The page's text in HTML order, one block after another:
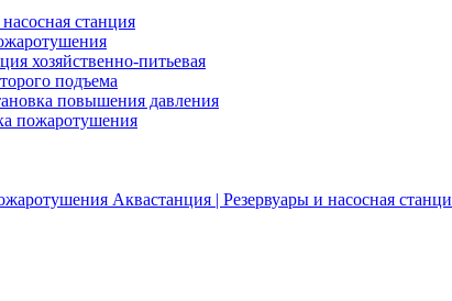
станция
хозяйственно-питьевая
подъема
повышения давления
пожаротушения
Аквастанция | Резервуары и насосная